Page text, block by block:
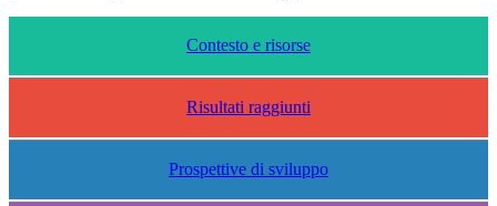
Contesto e risorse
Risultati raggiunti
Prospettive di sviluppo